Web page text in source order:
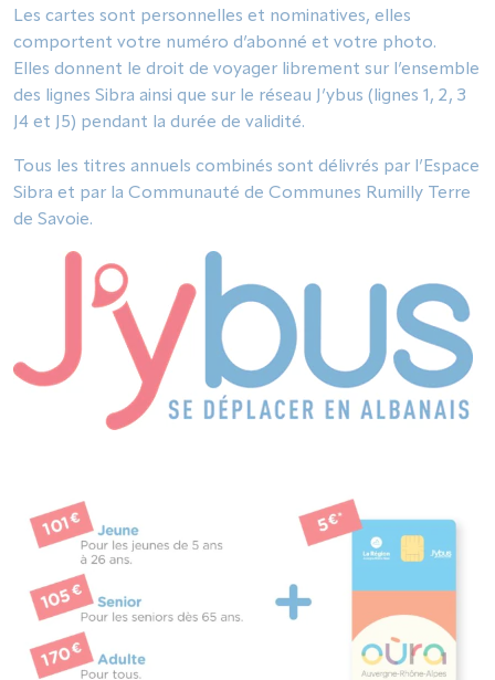
Les cartes sont personnelles et nominatives, elles
comportent votre numéro d’abonné et votre photo.
Elles donnent le droit de voyager librement sur l’ensemble
des lignes Sibra ainsi que sur le réseau J’ybus (lignes 1, 2, 3
J4 et J5) pendant la durée de validité.
Tous les titres annuels combinés sont délivrés par l’Espace
Sibra et par la Communauté de Communes Rumilly Terre
de Savoie.